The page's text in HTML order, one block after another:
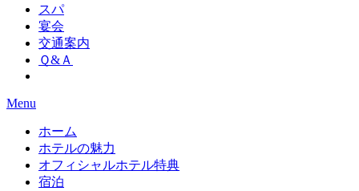
スパ
宴会
交通案内
Ｑ&Ａ
Menu
ホーム
ホテルの魅力
オフィシャルホテル特典
宿泊